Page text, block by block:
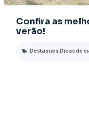
Confira as
verão!
Destaques, Dicas de